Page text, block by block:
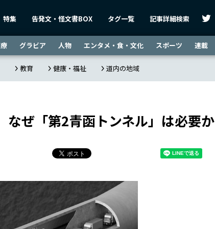
特集 告発文・怪文書BOX タグ一覧 記事詳細検索
グラビア 人物 エンタメ・食・文化 スポーツ 連載
教育 健康・福祉 道内の地域
ぜ「第2青函トンネル」は必要か